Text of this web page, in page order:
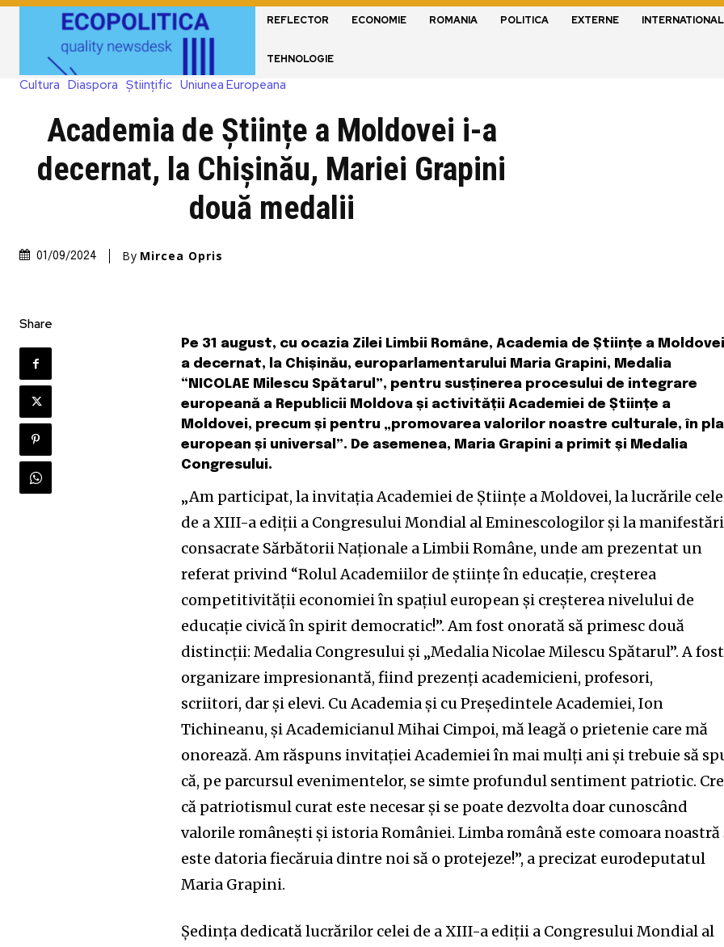
REFLECTOR ECONOMIE ROMANIA POLITICA EXTERNE INTERNATIONAL
TEHNOLOGIE
Cultura Diaspora Științific Uniunea Europeana
Academia de Științe a Moldovei i-a
decernat, la Chișinău, Mariei Grapini
două medalii
01/09/2024 By Mircea Opris
Share
Pe 31 august, cu ocazia Zilei Limbii Române, Academia de Științe a
a decernat, la Chișinău, europarlamentarului Maria Grapini, Medalia
“NICOLAE Milescu Spătarul”, pentru susținerea procesului de integrare
europeană a Republicii Moldova și activității Academiei de Științe a
Moldovei, precum și pentru „promovarea valorilor noastre culturale, în
european și universal”. De asemenea, Maria Grapini a primit și Medalia
Congresului.
„Am participat, la invitația Academiei de Științe a Moldovei, la lucrările
de a XIII-a ediții a Congresului Mondial al Eminescologilor și la
consacrate Sărbătorii Naționale a Limbii Române, unde am prezentat un
referat privind “Rolul Academiilor de științe în educație, creșterea
competitivității economiei în spațiul european și creșterea nivelului de
educație civică în spirit democratic!”. Am fost onorată să primesc două
distincții: Medalia Congresului și „Medalia Nicolae Milescu Spătarul”. A
organizare impresionantă, fiind prezenți academicieni, profesori,
scriitori, dar și elevi. Cu Academia și cu Președintele Academiei, Ion
Tichineanu, și Academicianul Mihai Cimpoi, mă leagă o prietenie care mă
onorează. Am răspuns invitației Academiei în mai mulți ani și trebuie să
că, pe parcursul evenimentelor, se simte profundul sentiment patriotic.
că patriotismul curat este necesar și se poate dezvolta doar cunoscând
valorile românești și istoria României. Limba română este comoara noastră
este datoria fiecăruia dintre noi să o protejeze!”, a precizat eurodeputatul
Maria Grapini.
Ședința dedicată lucrărilor celei de a XIII-a ediții a Congresului Mondial al